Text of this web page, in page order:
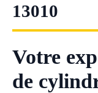
13010
Votre
de